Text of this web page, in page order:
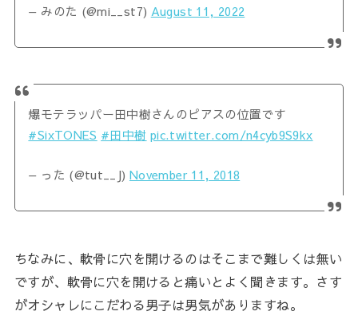
— みのた (@mi__st7) August 11, 2022
爆モテラッパー田中樹さんのピアスの位置です
#SixTONES #田中樹 pic.twitter.com/n4cyb9S9kx
— った (@tut__J) November 11, 2018
ちなみに、軟骨に穴を開けるのはそこまで難しくは無い
ですが、軟骨に穴を開けると痛いとよく聞きます。さす
がオシャレにこだわる男子は男気がありますね。